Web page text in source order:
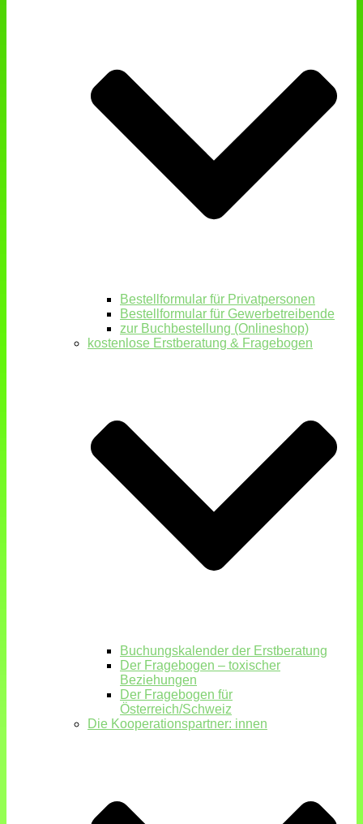
Bestellformular für Privatpersonen
Bestellformular für Gewerbetreibende
zur Buchbestellung (Onlineshop)
kostenlose Erstberatung & Fragebogen
Buchungskalender der Erstberatung
Der Fragebogen – toxischer
Beziehungen
Der Fragebogen für
Österreich/Schweiz
Die Kooperationspartner: innen